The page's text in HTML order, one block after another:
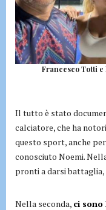
Francesco Totti
Il tutto è stato
calciatore, che ha
questo sport, anche
conosciuto Noemi.
pronti a darsi
Nella seconda, ci sono